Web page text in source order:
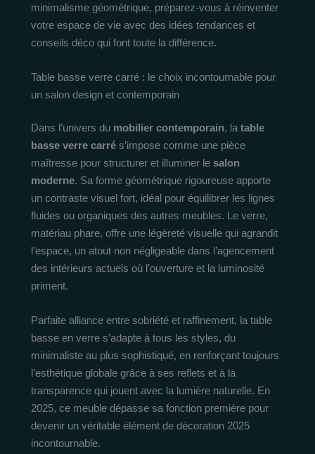
minimalisme géométrique, préparez-vous à réinventer
votre espace de vie avec des idées tendances et
conseils déco qui font toute la différence.
Table basse verre carré : le choix incontournable pour
un salon design et contemporain
Dans l’univers du mobilier contemporain, latable
basse verre carré s’impose comme une pièce
maîtresse pour structurer et illuminer le salon
moderne. Sa forme géométrique rigoureuse apporte
un contraste visuel fort, idéal pour équilibrer les lignes
fluides ou organiques des autres meubles. Le verre,
matériau phare, offre une légèreté visuelle qui agrandit
l’espace, un atout non négligeable dans l’agencement
des intérieurs actuels où l’ouverture et la luminosité
priment.
Parfaite alliance entre sobriété et raffinement, la table
basse en verre s’adapte à tous les styles, du
minimaliste au plus sophistiqué, en renforçant toujours
l’esthétique globale grâce à ses reflets et à la
transparence qui jouent avec la lumière naturelle. En
2025, ce meuble dépasse sa fonction première pour
devenir un véritable élément de décoration 2025
incontournable.